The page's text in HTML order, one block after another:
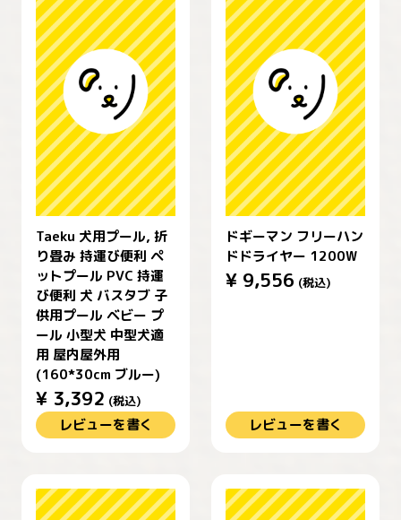
Taeku 犬用プール, 折
り畳み 持運び便利 ペ
ットプール PVC 持運
び便利 犬 バスタブ 子
供用プール ベビー プ
ール 小型犬 中型犬適
用 屋内屋外用
(160*30cm ブルー)
¥ 3,392 (税込)
レビューを書く
ドギーマン フリーハン
ドドライヤー 1200W
¥ 9,556 (税込)
レビューを書く